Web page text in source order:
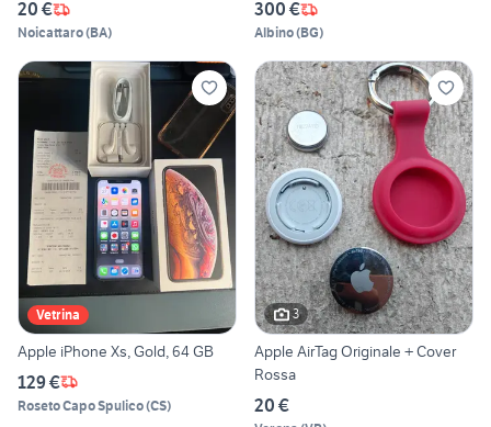
20 €
Noicattaro(BA)
300 €
Albino(BG)
Vetrina
Apple iPhone Xs, Gold, 64 GB
129 €
Roseto Capo Spulico(CS)
3
Apple AirTag Originale + Cover
Rossa
20 €